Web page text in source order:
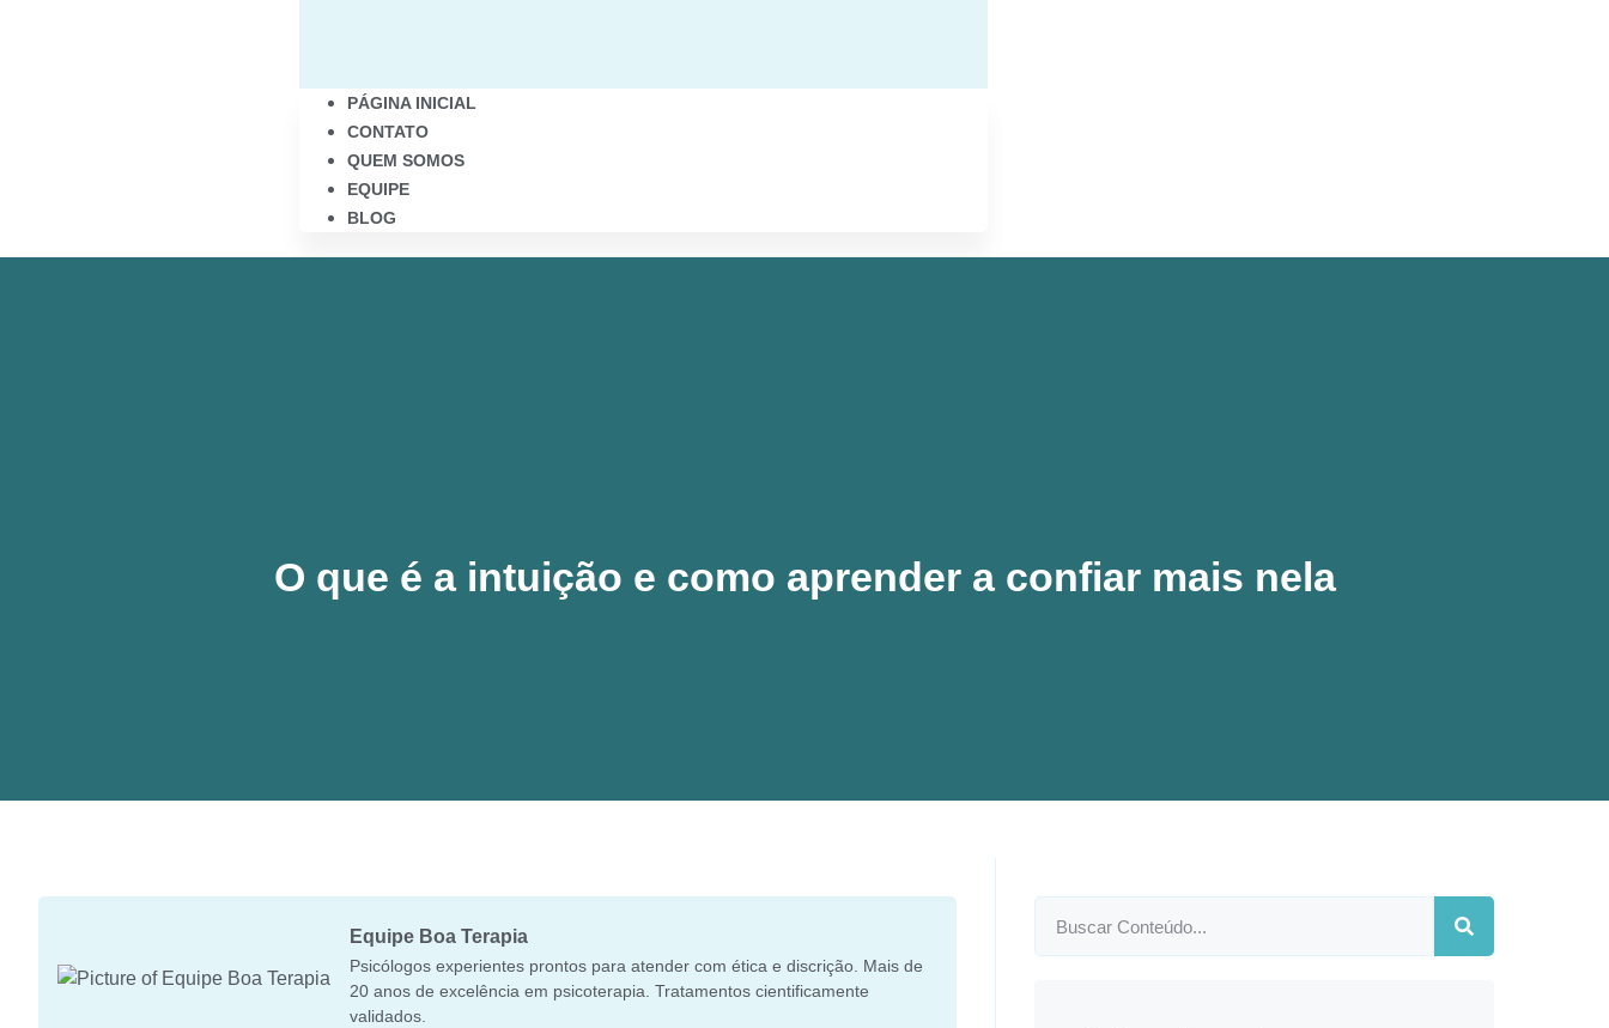
PÁGINA INICIAL
CONTATO
QUEM SOMOS
EQUIPE
BLOG
O que é a intuição e como aprender a confiar mais nela
Equipe Boa Terapia
Psicólogos experientes prontos para atender com ética e discrição. Mais de
20 anos de excelência em psicoterapia. Tratamentos cientificamente
validados.